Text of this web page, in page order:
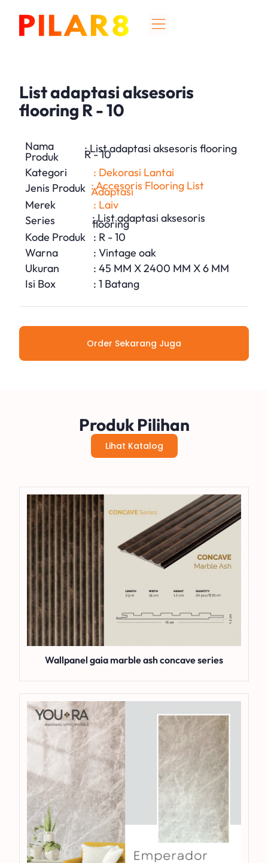
List adaptasi aksesoris
flooring R - 10
Nama
Produk
: List adaptasi aksesoris flooring
R - 10
Kategori
: Dekorasi Lantai
Jenis Produk : Accesoris Flooring List
Adaptasi
Merek
: Laiv
Series
: List adaptasi aksesoris
flooring
Kode Produk
: R - 10
Warna
: Vintage oak
Ukuran
: 45 MM X 2400 MM X 6 MM
Isi Box
: 1 Batang
Order Sekarang Juga
Produk Pilihan
Lihat Katalog
Wallpanel gaia marble ash concave series